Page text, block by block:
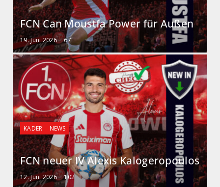
FCN Can Moustfa Power für Außen
19. Juni 2026 67
KADER NEWS
FCN neuer IV Alexis Kalogeropoulos
12. Juni 2026 102